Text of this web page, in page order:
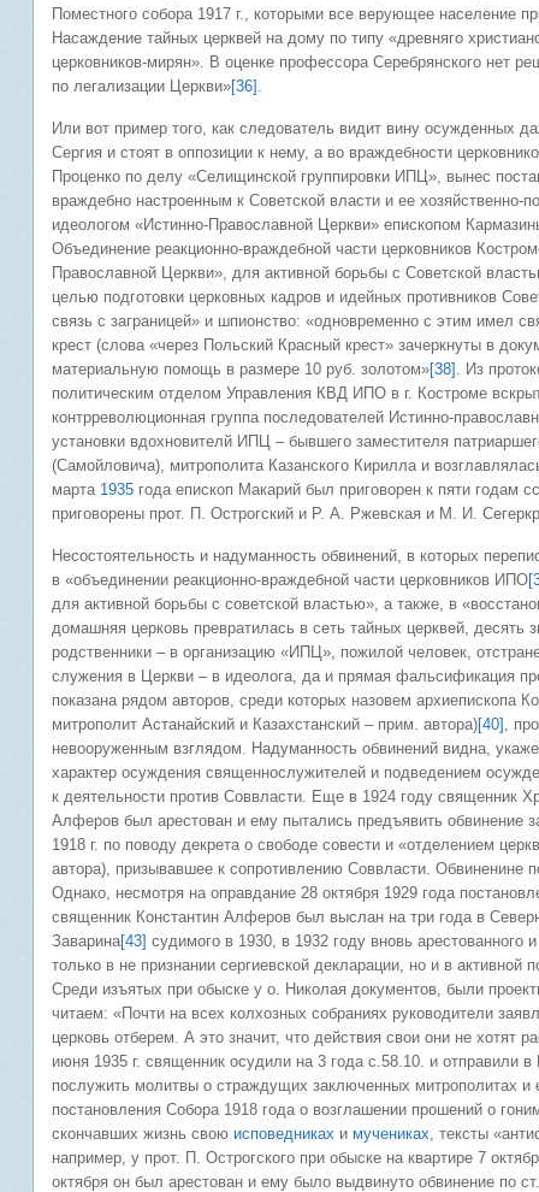
Поместного собора 1917 г., которыми все верующее население
Насаждение тайных церквей на дому по типу «древняго
церковников-мирян». В оценке профессора Серебрянского нет
по легализации Церкви»[36] .
Или вот пример того, как следователь видит вину осужденных
Сергия и стоят в оппозиции к нему, а во враждебности
Проценко по делу «Селищинской группировки ИПЦ», вынес
враждебно настроенным к Советской власти и ее хозяйственно-
идеологом «Истинно-Православной Церкви» епископом
Объединение реакционно-враждебной части церковников
Православной Церкви», для активной борьбы с Советской
целью подготовки церковных кадров и идейных противников
связь с заграницей» и шпионство: «одновременно с этим имел
крест (слова «через Польский Красный крест» зачеркнуты в
материальную помощь в размере 10 руб. золотом»[38] . Из
политическим отделом Управления КВД ИПО в г. Костроме
контрреволюционная группа последователей Истинно-
установки вдохновителй ИПЦ – бывшего заместителя
(Самойловича), митрополита Казанского Кирилла и
марта 1935 года епископ Макарий был приговорен к пяти годам
приговорены прот. П. Острогский и Р. А. Ржевская и М. И.
Несостоятельность и надуманность обвинений, в которых
в «объединении реакционно-враждебной части церковников ИПО
для активной борьбы с советской властью», а также, в
домашняя церковь превратилась в сеть тайных церквей, десять
родственники – в организацию «ИПЦ», пожилой человек,
служения в Церкви – в идеолога, да и прямая фальсификация
показана рядом авторов, среди которых назовем архиепископа
митрополит Астанайский и Казахстанский – прим. автора)[40] ,
невооруженным взглядом. Надуманность обвинений видна,
характер осуждения священнослужителей и подведением
к деятельности против Соввласти. Еще в 1924 году священник
Алферов был арестован и ему пытались предъявить обвинение
1918 г. по поводу декрета о свободе совести и «отделением
автора), призывавшее к сопротивлению Соввласти. Обвиненине
Однако, несмотря на оправдание 28 октября 1929 года
священник Константин Алферов был выслан на три года в
Заварина[43] судимого в 1930, в 1932 году вновь арестованного
только в не признании сергиевской декларации, но и в
Среди изъятых при обыске у о. Николая документов, были
читаем: «Почти на всех колхозных собраниях руководители
церковь отберем. А это значит, что действия свои они не хотят
июня 1935 г. священник осудили на 3 года с.58.10. и отправили
послужить молитвы о страждущих заключенных митрополитах
постановления Собора 1918 года о возглашении прошений о
скончавших жизнь свою исповедниках и мучениках, тексты
например, у прот. П. Острогского при обыске на квартире 7
октября он был арестован и ему было выдвинуто обвинение по